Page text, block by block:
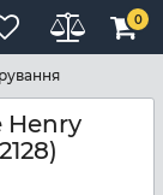
0
Henry